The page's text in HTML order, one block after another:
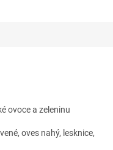
ovoce a zeleninu
oves nahý, lesknice,